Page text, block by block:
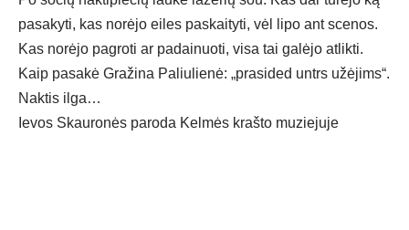
pasakyti, kas norėjo eiles paskaityti, vėl lipo ant scenos.
Kas norėjo pagroti ar padainuoti, visa tai galėjo atlikti.
Kaip pasakė Gražina Paliulienė: „prasided untrs užėjims“.
Naktis ilga…
Ievos Skauronės paroda Kelmės krašto muziejuje